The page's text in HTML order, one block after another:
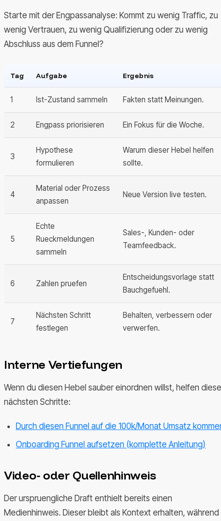
Starte mit der Engpassanalyse: Kommt zu wenig Traffic, zu
wenig Vertrauen, zu wenig Qualifizierung oder zu wenig
Abschluss aus dem Funnel?
Tag Aufgabe Ergebnis
1 Ist-Zustand sammeln Fakten statt Meinungen.
2 Engpass priorisieren Ein Fokus für die Woche.
3
Hypothese
formulieren
Warum dieser Hebel helfen
sollte.
4
Material oder Prozess
anpassen
Neue Version live testen.
5
Echte
Rueckmeldungen
sammeln
Sales-, Kunden- oder
Teamfeedback.
6 Zahlen pruefen
Entscheidungsvorlage statt
Bauchgefuehl.
7
Nächsten Schritt
festlegen
Behalten, verbessern oder
verwerfen.
Interne Vertiefungen
Wenn du diesen Hebel sauber einordnen willst, helfen diese
nächsten Schritte:
Durch diesen Funnel auf die 100k/Monat Umsatz
Onboarding Funnel aufsetzen (komplette Anleitung)
Video- oder Quellenhinweis
Der urspruengliche Draft enthielt bereits einen
Medienhinweis. Dieser bleibt als Kontext erhalten, während